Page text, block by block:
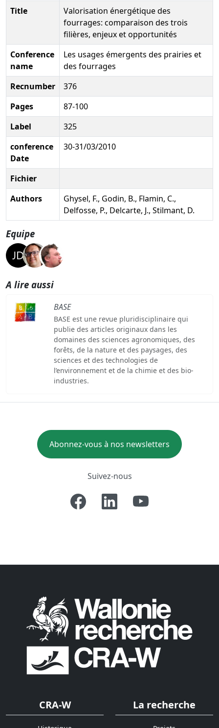
Title
Valorisation énergétique des
fourrages: comparaison des trois
filières, enjeux et opportunités
Conference
name
Les usages émergents des prairies et
des fourrages
Recnumber
376
Pages
87-100
Label
325
conference
Date
30-31/03/2010
Fichier
Authors
Ghysel, F., Godin, B., Flamin, C.,
Delfosse, P., Delcarte, J., Stilmant, D.
Equipe
A lire aussi
BASE
BASE est une revue pluridisciplinaire qui
publie des articles originaux dans les
domaines des sciences agronomiques, des
forêts, de la nature et des paysages, des
sciences et des technologies de
l’environnement et de la chimie et des bio-
industries.
Abonnez-vous à nos newsletters
Suivez-nous
CRA-W La recherche